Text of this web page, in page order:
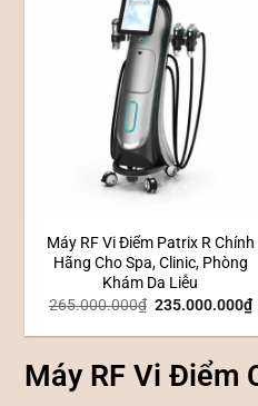
Máy RF Vi Điểm Patrix R Chính
Hãng Cho Spa, Clinic, Phòng
Khám Da Liễu
265.000.000₫ 235.000.000₫
Máy RF Vi Điểm